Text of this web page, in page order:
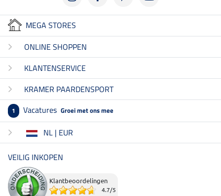
MEGA STORES
ONLINE SHOPPEN
KLANTENSERVICE
KRAMER PAARDENSPORT
1 Vacatures Groei met ons mee
NL | EUR
VEILIG INKOPEN
Klantbeoordelingen
4.7/5